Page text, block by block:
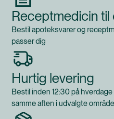
Receptmedicin til
Bestil apoteksvarer og
passer dig
Hurtig levering
Bestil inden 12:30 på
samme aften i udvalgte